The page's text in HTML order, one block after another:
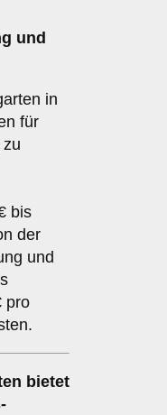
und
in
für
bis
der
und
pro
bietet